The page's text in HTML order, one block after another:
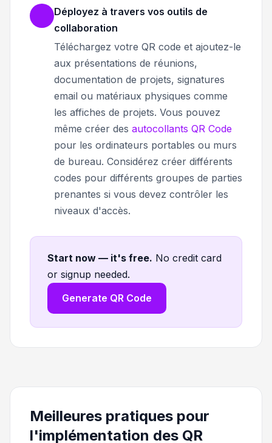
Déployez à travers vos outils de
collaboration
Téléchargez votre QR code et ajoutez-le
aux présentations de réunions,
documentation de projets, signatures
email ou matériaux physiques comme
les affiches de projets. Vous pouvez
même créer des autocollants QR Code
pour les ordinateurs portables ou murs
de bureau. Considérez créer différents
codes pour différents groupes de parties
prenantes si vous devez contrôler les
niveaux d'accès.
Start now — it's free. No credit card
or signup needed.
Generate QR Code
Meilleures pratiques pour
l'implémentation des QR